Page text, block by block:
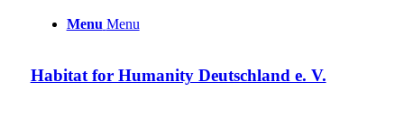
Menu Menu
Habitat for Humanity Deutschland e. V.